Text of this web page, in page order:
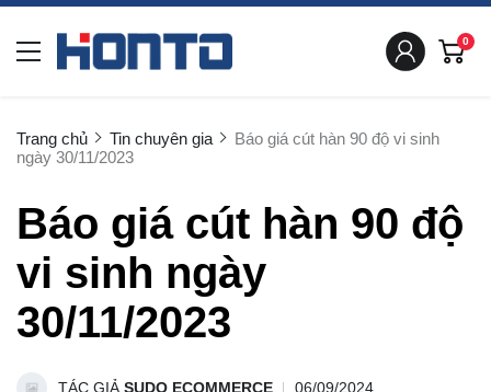
0
Trang chủ Tin chuyên gia
Báo giá cút hàn 90 độ vi sinh
ngày 30/11/2023
Báo giá cút hàn 90 độ
vi sinh ngày
30/11/2023
TÁC GIẢ SUDO ECOMMERCE 06/09/2024